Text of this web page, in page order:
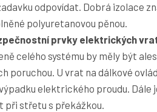
odpovídat. Dobrá izolace
polyuretanovou pěnou.
prvky elektrických
celého systému by měly být
poruchou. U vrat na dálkové
elektrického proudu. Dále
při střetu s překážkou.